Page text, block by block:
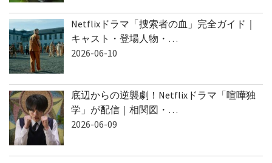
Netflixドラマ「捜索者の血」完全ガイド｜
キャスト・登場人物・…
2026-06-10
底辺からの逆襲劇！Netflixドラマ「喧嘩独
学」が配信｜相関図・…
2026-06-09